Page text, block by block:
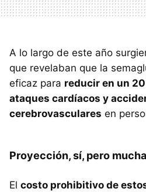
A lo largo de este año
que revelaban que la
eficaz para reducir en un
ataques cardíacos y
cerebrovasculares en
Proyección, sí, pero
El costo prohibitivo de